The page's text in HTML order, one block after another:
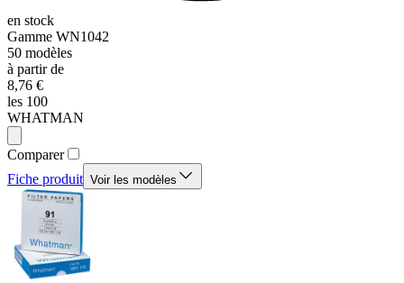
en stock
Gamme WN1042
50 modèles
à partir de
8,76 €
les 100
WHATMAN
Comparer
Fiche produit Voir les modèles